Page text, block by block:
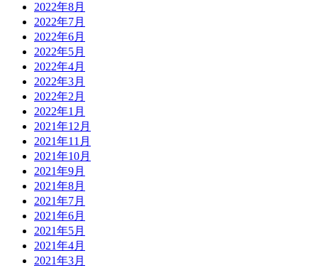
2022年8月
2022年7月
2022年6月
2022年5月
2022年4月
2022年3月
2022年2月
2022年1月
2021年12月
2021年11月
2021年10月
2021年9月
2021年8月
2021年7月
2021年6月
2021年5月
2021年4月
2021年3月